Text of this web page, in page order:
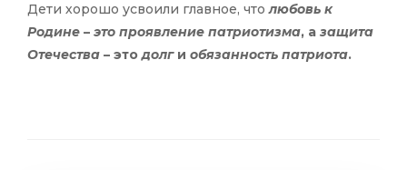
Дети хорошо усвоили главное, чтолюбовь к
Родине – это проявление патриотизма, а защита
Отечества – этодолги обязанность патриота.